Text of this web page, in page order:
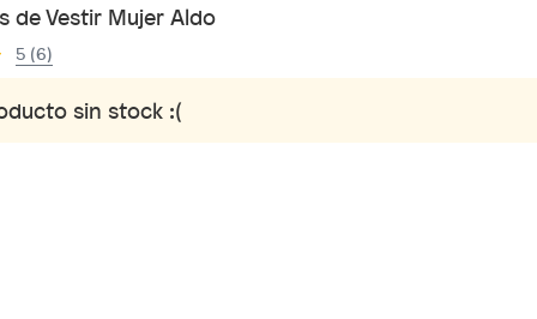
de Vestir Mujer Aldo
5 (6)
sin stock :(